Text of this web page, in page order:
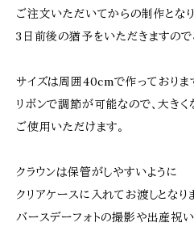
ご注文いただいてからの制作とな
3日前後の猶予をいただきますので
サイズは周囲40cmで作っておりま
リボンで調節が可能なので、大きく
ご使用いただけます。
クラウンは保管がしやすいように
クリアケースに入れてお渡しとなり
バースデーフォトの撮影や出産祝